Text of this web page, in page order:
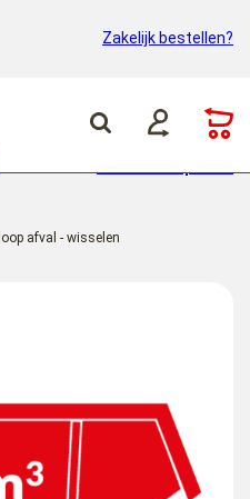
Zakelijk bestellen?
afval - wisselen